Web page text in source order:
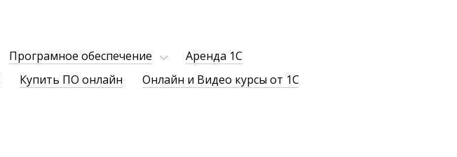
Програмное обеспечение
Аренда 1С
Купить ПО онлайн
Онлайн и Видео курсы от 1С